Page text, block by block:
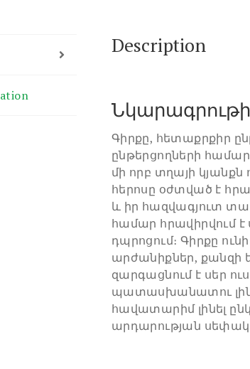
Description
Գիրքը, հետաքրքիր
ընթերցողների
մի որբ տղայի կյանքն
հերոսը օժտված է
և իր հազվագյուտ
համար հրավիրվում է
դպրոցում։ Գիրքը
արժանիքներ, քանզի
զարգացնում է սեր
պատասխանատու
հավատարիմ լինել
արդարության